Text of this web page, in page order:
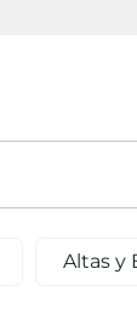
Altas y